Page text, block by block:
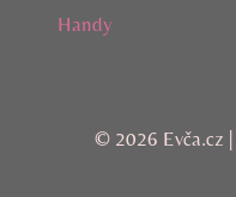
Handy
© 2026 Evča.cz |